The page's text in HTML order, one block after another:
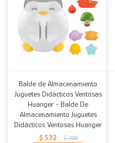
Balde de Almacenamiento
Juguetes Didácticos Ventosas
Huanger - Balde De
Almacenamiento Juguetes
Didácticos Ventosas Huanger
$ 532 $ 709